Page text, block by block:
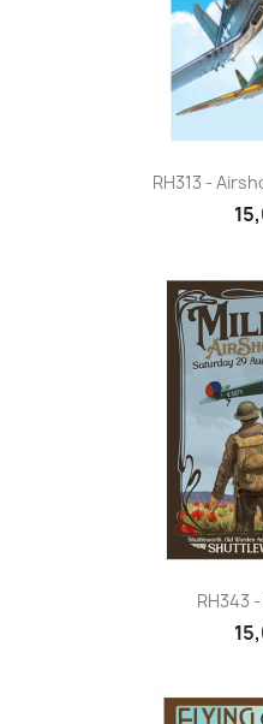
RH313 -
RH343